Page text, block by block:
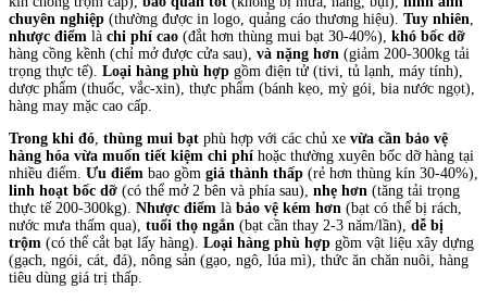
chuyên nghiệp (thường được in logo, quảng cáo thương hiệu). Tuy nhiên,
nhược điểm là chi phí cao (đắt hơn thùng mui bạt 30-40%), khó bốc dỡ
hàng cồng kềnh (chỉ mở được cửa sau), và nặng hơn (giảm 200-300kg tải
trọng thực tế). Loại hàng phù hợp gồm điện tử (tivi, tủ lạnh, máy tính),
dược phẩm (thuốc, vắc-xin), thực phẩm (bánh kẹo, mỳ gói, bia nước ngọt),
hàng may mặc cao cấp.
Trong khi đó, thùng mui bạt phù hợp với các chủ xe vừa cần bảo vệ
hàng hóa vừa muốn tiết kiệm chi phí hoặc thường xuyên bốc dỡ hàng tại
nhiều điểm. Ưu điểm bao gồm giá thành thấp (rẻ hơn thùng kín 30-40%),
linh hoạt bốc dỡ (có thể mở 2 bên và phía sau), nhẹ hơn (tăng tải trọng
thực tế 200-300kg). Nhược điểm là bảo vệ kém hơn (bạt có thể bị rách,
nước mưa thấm qua), tuổi thọ ngắn (bạt cần thay 2-3 năm/lần), dễ bị
trộm (có thể cắt bạt lấy hàng). Loại hàng phù hợp gồm vật liệu xây dựng
(gạch, ngói, cát, đá), nông sản (gạo, ngô, lúa mì), thức ăn chăn nuôi, hàng
tiêu dùng giá trị thấp.